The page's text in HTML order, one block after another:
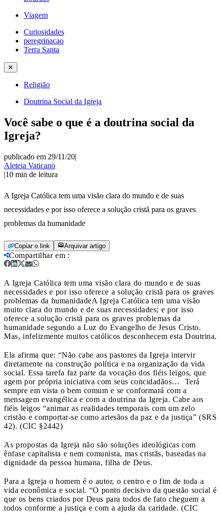
Viagem
Curiosidades
peregrinacao
Terra Santa
✕
Religião
Doutrina Social da Igreja
Você sabe o que é a doutrina social da
Igreja?
publicado em 29/11/20|
Aleteia Vaticano
|10 min de leitura
A Igreja Católica tem uma visão clara do mundo e de suas
necessidades e por isso oferece a solução cristã para os graves
problemas da humanidade
Copiar o link Arquivar artigo
Compartilhar em :
A Igreja Católica tem uma visão clara do mundo e de suas
necessidades e por isso oferece a solução cristã para os graves
problemas da humanidadeA Igreja Católica tem uma visão
muito clara do mundo e de suas necessidades; e por isso
oferece a solução cristã para os graves problemas da
humanidade segundo a Luz do Evangelho de Jesus Cristo.
Mas, infelizmente muitos católicos desconhecem esta Doutrina.
Ela afirma que: “Não cabe aos pastores da Igreja intervir
diretamente na construção política e na organização da vida
social. Essa tarefa faz parte da vocação dos fiéis leigos, que
agem por própria iniciativa com seus concidadãos… Terá
sempre em vista o bem comum e se conformará com a
mensagem evangélica e com a doutrina da Igreja. Cabe aos
fiéis leigos “animar as realidades temporais com um zelo
cristão e comportar-se como artesãos da paz e da justiça” (SRS
42). (CIC §2442)
As propostas da Igreja não são soluções ideológicas com
ênfase capitalista e nem comunista, mas cristãs, baseadas na
dignidade da pessoa humana, filha de Deus.
Para a Igreja o homem é o autor, o centro e o fim de toda a
vida econômica e social. “O ponto decisivo da questão social é
que os bens criados por Deus para todos de fato cheguem a
todos conforme a justiça e com a ajuda da caridade. (CIC